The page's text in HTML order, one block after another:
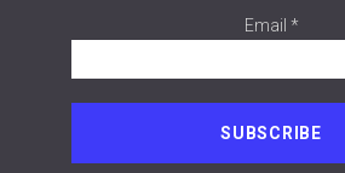
Email *